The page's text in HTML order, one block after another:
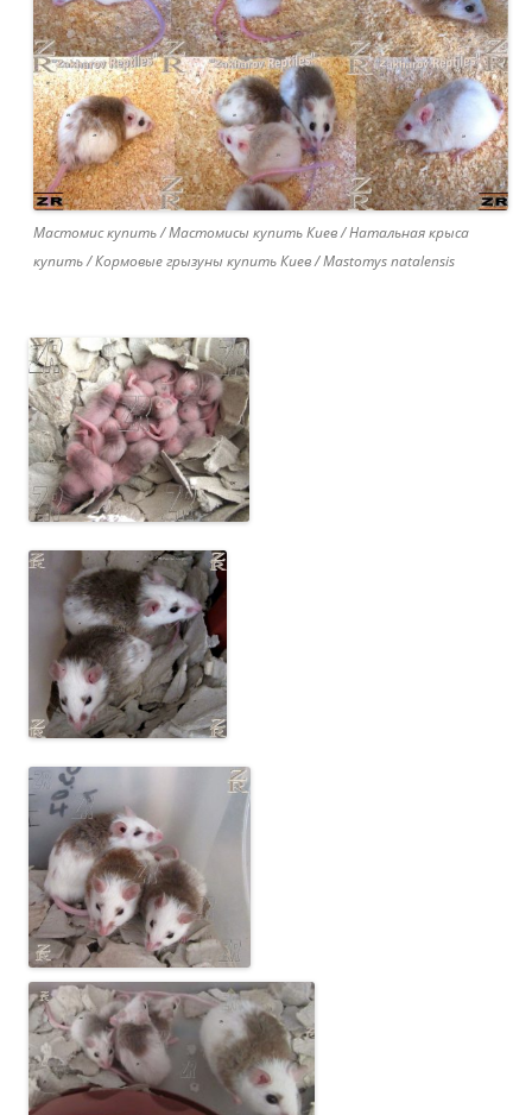
Мастомис купить / Мастомисы купить Киев / Натальная крыса
купить / Кормовые грызуны купить Киев / Mastomys natalensis